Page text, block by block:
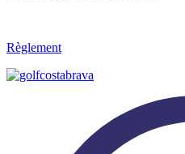
Règlement